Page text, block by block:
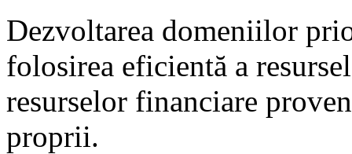
Dezvoltarea domeniilor
folosirea eficientă a
resurselor financiare
proprii.